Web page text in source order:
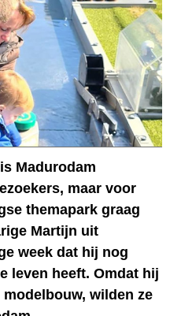
Madurodam
maar voor
themapark graag
Martijn uit
week dat hij nog
leven heeft. Omdat hij
wilden ze